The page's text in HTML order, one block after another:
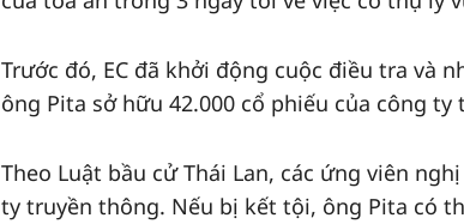
Trước đó, EC đã khởi động cuộc điều tra và
ông Pita sở hữu 42.000 cổ phiếu của công
Theo Luật bầu cử Thái Lan, các ứng viên
ty truyền thông. Nếu bị kết tội, ông Pita có